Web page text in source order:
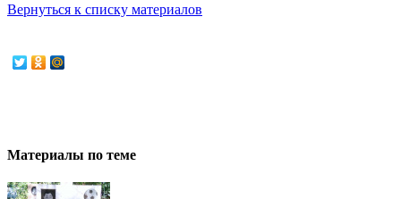
Вернуться к списку материалов
Материалы по теме